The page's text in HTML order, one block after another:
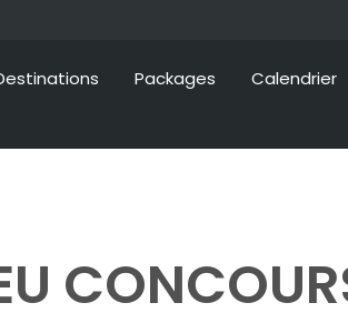
Packages Calendrier